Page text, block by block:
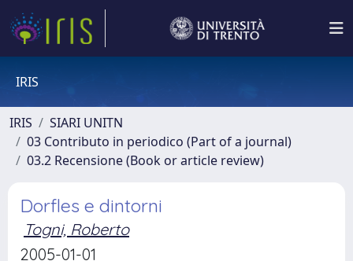
IRIS
IRIS
SIARI UNITN
03 Contributo in periodico (Part of a journal)
03.2 Recensione (Book or article review)
Dorfles e dintorni
Togni, Roberto
2005-01-01